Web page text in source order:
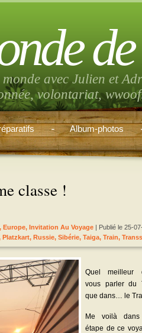
avec Julien et
volontariat,
Album-photos
classe !
, Europe, Invitation Au Voyage | Publié le 25-
Platzkart, Russie, Sibérie, Taiga, Train,
Quel meilleur
vous parler du
que dans… le
Me voilà
étape de ce